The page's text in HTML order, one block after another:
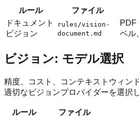
ルール ファイル
ドキュメント
ビジョン
rules/vision-
document.md
PDF
ベル
ビジョン: モデル選択
精度、コスト、コンテキストウィン
適切なビジョンプロバイダーを選択
ルール ファイル